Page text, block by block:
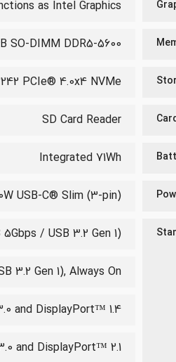
as Intel Graphics
SO-DIMM DDR5-5600
PCIe® 4.0x4 NVMe®
SD Card Reader
Integrated 71Wh
USB-C® Slim (3-pin)
5Gbps / USB 3.2 Gen 1)
3.2 Gen 1), Always On
and DisplayPort™ 1.4
and DisplayPort™ 2.1